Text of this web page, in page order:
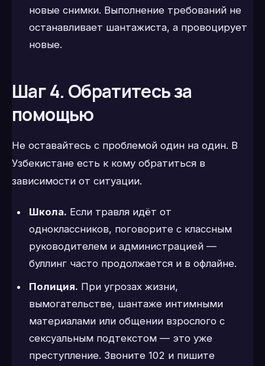
новые снимки. Выполнение требований не
останавливает шантажиста, а провоцирует
новые.
Шаг 4. Обратитесь за
помощью
Не оставайтесь с проблемой один на один. В
Узбекистане есть к кому обратиться в
зависимости от ситуации.
Школа. Если травля идёт от
одноклассников, поговорите с классным
руководителем и администрацией —
буллинг часто продолжается и в офлайне.
Полиция. При угрозах жизни,
вымогательстве, шантаже интимными
материалами или общении взрослого с
сексуальным подтекстом — это уже
преступление. Звоните 102 и пишите